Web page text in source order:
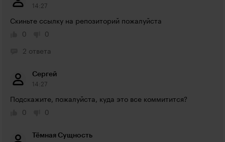
14:27
Скиньте ссылку на репозиторий пожалуйста
0
0
2 ответа
Сергей
14:27
Подскажите, пожалуйста, куда это все коммитится?
0
0
Тёмная Сущность